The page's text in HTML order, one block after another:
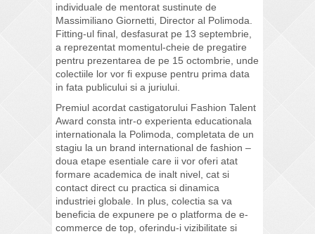
individuale de mentorat sustinute de
Massimiliano Giornetti, Director al Polimoda.
Fitting-ul final, desfasurat pe 13 septembrie,
a reprezentat momentul-cheie de pregatire
pentru prezentarea de pe 15 octombrie, unde
colectiile lor vor fi expuse pentru prima data
in fata publicului si a juriului.
Premiul acordat castigatorului Fashion Talent
Award consta intr-o experienta educationala
internationala la Polimoda, completata de un
stagiu la un brand international de fashion –
doua etape esentiale care ii vor oferi atat
formare academica de inalt nivel, cat si
contact direct cu practica si dinamica
industriei globale. In plus, colectia sa va
beneficia de expunere pe o platforma de e-
commerce de top, oferindu-i vizibilitate si